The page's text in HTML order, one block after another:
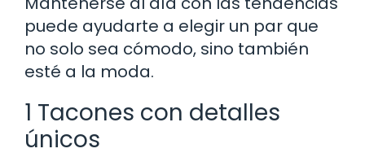
puede ayudarte a elegir un par que
no solo sea cómodo, sino también
esté a la moda.
1 Tacones con detalles
únicos